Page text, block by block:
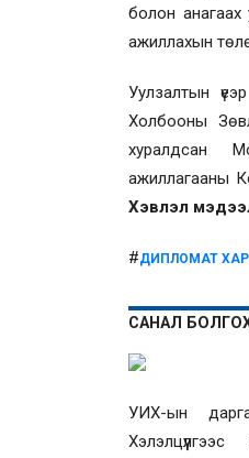
болон анагаах
ажиллахын
Уулзалтын
Холбооны
хуралдсан
ажиллагааны К
Хэвлэл
#ДИПЛОМАТ
САНАЛ
УИХ-ын